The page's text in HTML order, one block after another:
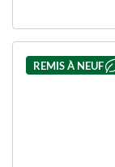
REMIS À NEUF